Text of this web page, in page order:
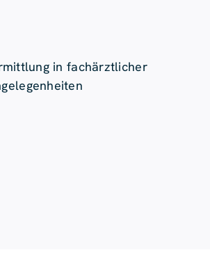
in fachärztlicher